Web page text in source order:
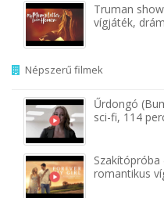
Truman
vígjáték,
Népszerű filmek
Űrdongó
sci-fi, 114
Szakítópróba
romantikus